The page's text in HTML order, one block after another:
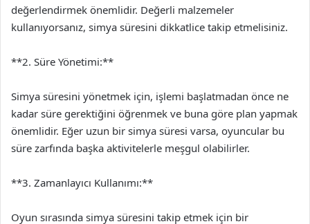
değerlendirmek önemlidir. Değerli malzemeler
kullanıyorsanız, simya süresini dikkatlice takip etmelisiniz.
**2. Süre Yönetimi:**
Simya süresini yönetmek için, işlemi başlatmadan önce ne
kadar süre gerektiğini öğrenmek ve buna göre plan yapmak
önemlidir. Eğer uzun bir simya süresi varsa, oyuncular bu
süre zarfında başka aktivitelerle meşgul olabilirler.
**3. Zamanlayıcı Kullanımı:**
Oyun sırasında simya süresini takip etmek için bir